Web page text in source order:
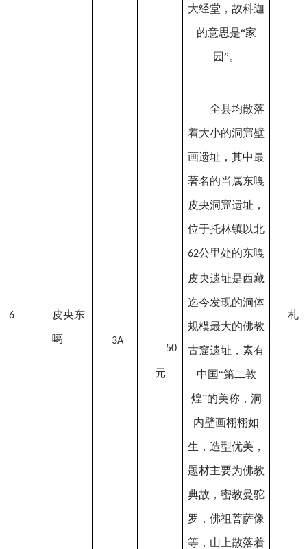
大经堂，故科迦
的意思是“家
园”。
6 皮央东
噶 3A
50
元
全县均散落
着大小的洞窟壁
画遗址，其中最
著名的当属东嘎
皮央洞窟遗址，
位于托林镇以北
62公里处的东嘎
皮央遗址是西藏
迄今发现的洞体
规模最大的佛教
古窟遗址，素有
中国“第二敦
煌”的美称，洞
内壁画栩栩如
生，造型优美，
题材主要为佛教
典故，密教曼驼
罗，佛祖菩萨像
等，山上散落着
札